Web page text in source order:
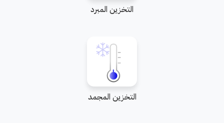
التخزين المبرد
التخزين المجمد